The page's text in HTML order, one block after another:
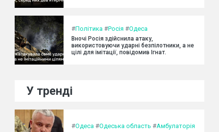
#Політика #Росія #Одеса
Вночі Росія здійснила атаку,
використовуючи ударні безпілотники, а не
цілі для імітації, повідомив Ігнат.
У тренді
#Одеса #Одеська область #Амбулаторія